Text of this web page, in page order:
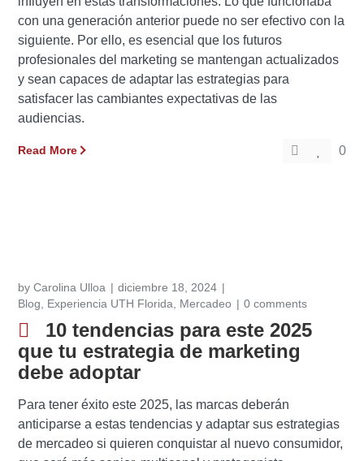
con una generación anterior puede no ser efectivo con la
siguiente. Por ello, es esencial que los futuros
profesionales del marketing se mantengan actualizados
y sean capaces de adaptar las estrategias para
satisfacer las cambiantes expectativas de las
audiencias.
Read More 0
byCarolina Ulloa
diciembre 18, 2024
Blog
Experiencia UTH Florida Mercadeo 0 comments
10 tendencias para este 2025
que tu estrategia de marketing
debe adoptar
Para tener éxito este 2025, las marcas deberán
anticiparse a estas tendencias y adaptar sus estrategias
de mercadeo si quieren conquistar al nuevo consumidor,